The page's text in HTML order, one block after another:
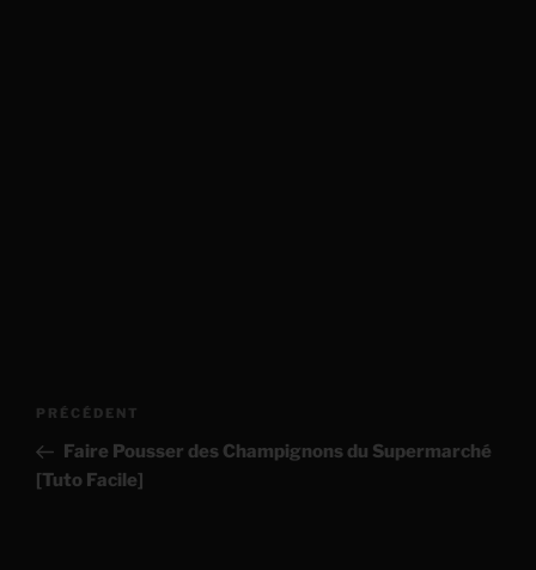
Navigation
l’article
Article
précédent
PRÉCÉDENT
Faire Pousser des Champignons du Supermarché
[Tuto Facile]